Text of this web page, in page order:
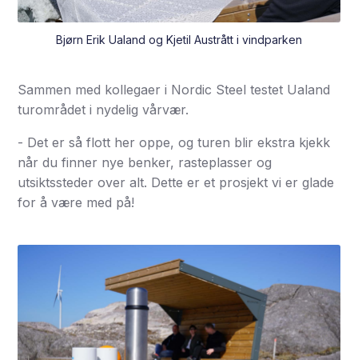
Bjørn Erik Ualand og Kjetil Austrått i vindparken
Sammen med kollegaer i Nordic Steel testet Ualand
turområdet i nydelig vårvær.
- Det er så flott her oppe, og turen blir ekstra kjekk
når du finner nye benker, rasteplasser og
utsiktssteder over alt. Dette er et prosjekt vi er glade
for å være med på!